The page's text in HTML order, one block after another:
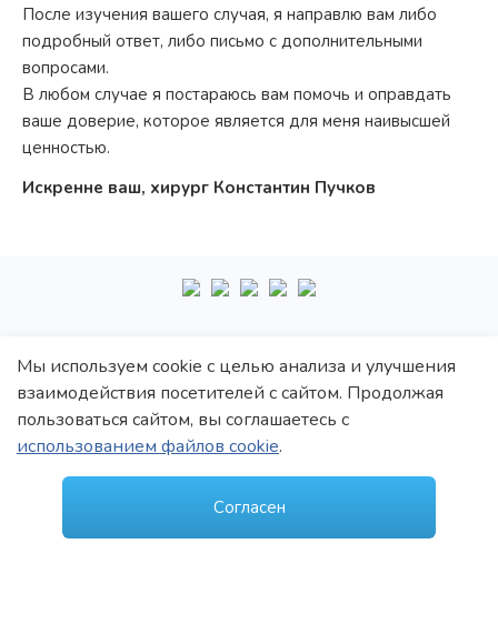
Мы используем cookie с целью анализа и улучшения
взаимодействия посетителей с сайтом. Продолжая
пользоваться сайтом, вы соглашаетесь с
использованием файлов cookie.
Согласен
После изучения вашего случая, я направлю вам либо
подробный ответ, либо письмо с дополнительными
вопросами.
В любом случае я постараюсь вам помочь и оправдать
ваше доверие, которое является для меня наивысшей
ценностью.
Искренне ваш, хирург Константин Пучков
ООО «Новые технологии Плюс»
здравоохранения г.Москвы
+7 495 222-10-87
Политика обработки персональных данных
Политика конфиденциальности
Пользовательское соглашение